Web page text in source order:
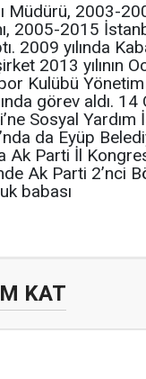
Müdürü, 2003-
2005-2015
2009 yılında
2013 yılının
Kulübü
görev aldı.
Sosyal
da Eyüp
Ak Parti İl
Ak Parti 2’nci
babası
KAT